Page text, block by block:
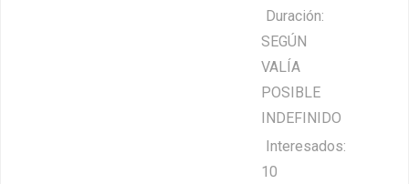
Duración:
SEGÚN
VALÍA
POSIBLE
INDEFINIDO
Interesados:
10